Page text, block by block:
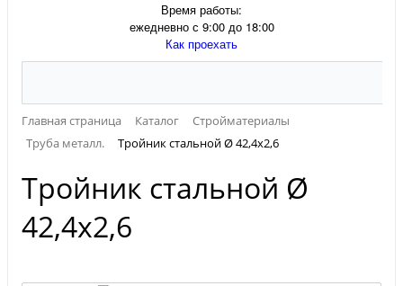
Время работы:
ежедневно с 9:00 до 18:00
Как проехать
Главная страница Каталог
Стройматериалы
Труба металл.
Тройник стальной Ø 42,4х2,6
Тройник стальной Ø
42,4х2,6